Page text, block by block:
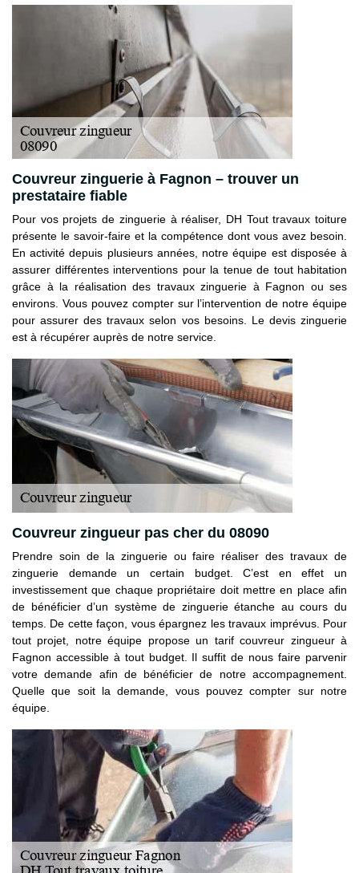
Couvreur zinguerie à Fagnon – trouver un
prestataire fiable
Pour vos projets de zinguerie à réaliser, DH Tout travaux toiture
présente le savoir-faire et la compétence dont vous avez besoin.
En activité depuis plusieurs années, notre équipe est disposée à
assurer différentes interventions pour la tenue de tout habitation
grâce à la réalisation des travaux zinguerie à Fagnon ou ses
environs. Vous pouvez compter sur l’intervention de notre équipe
pour assurer des travaux selon vos besoins. Le devis zinguerie
est à récupérer auprès de notre service.
Couvreur zingueur pas cher du 08090
Prendre soin de la zinguerie ou faire réaliser des travaux de
zinguerie demande un certain budget. C’est en effet un
investissement que chaque propriétaire doit mettre en place afin
de bénéficier d’un système de zinguerie étanche au cours du
temps. De cette façon, vous épargnez les travaux imprévus. Pour
tout projet, notre équipe propose un tarif couvreur zingueur à
Fagnon accessible à tout budget. Il suffit de nous faire parvenir
votre demande afin de bénéficier de notre accompagnement.
Quelle que soit la demande, vous pouvez compter sur notre
équipe.